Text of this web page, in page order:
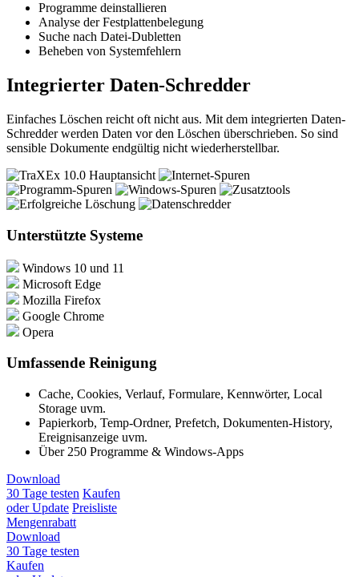
Programme deinstallieren
Analyse der Festplattenbelegung
Suche nach Datei-Dubletten
Beheben von Systemfehlern
Integrierter Daten-Schredder
Einfaches Löschen reicht oft nicht aus. Mit dem integrierten Daten-
Schredder werden Daten vor den Löschen überschrieben. So sind
sensible Dokumente endgültig nicht wiederherstellbar.
Unterstützte Systeme
Windows 10 und 11
Microsoft Edge
Mozilla Firefox
Google Chrome
Opera
Umfassende Reinigung
Cache, Cookies, Verlauf, Formulare, Kennwörter, Local
Storage uvm.
Papierkorb, Temp-Ordner, Prefetch, Dokumenten-History,
Ereignisanzeige uvm.
Über 250 Programme & Windows-Apps
Download
30 Tage testen Kaufen
oder Update Preisliste
Mengenrabatt
Download
30 Tage testen
Kaufen